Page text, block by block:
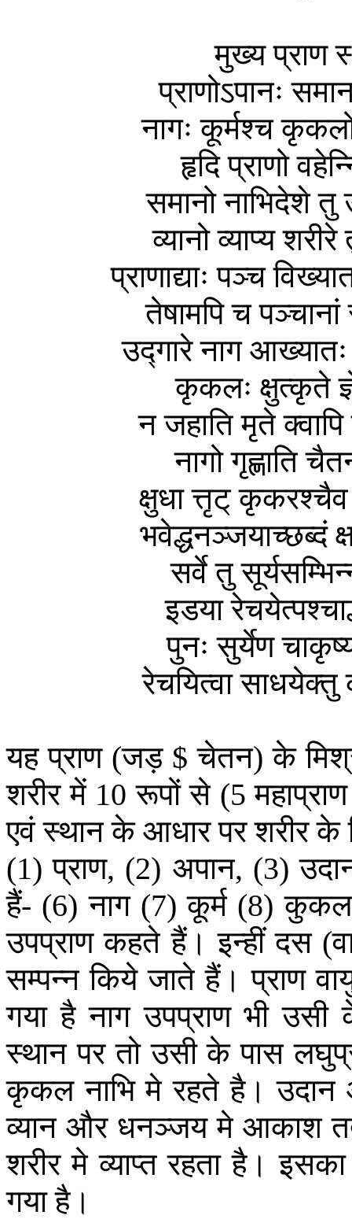
मुख्य प्राण
प्राणोऽपानः
नागः कूर्मश्च
हृदि प्राणो
समानो नाभिदेशे तु
व्यानो व्याप्य शरीरे
प्राणाद्याः पञ्च
तेषामपि च पञ्चानां
उद्गारे नाग आख्यातः
कृकलः क्षुत्कृते
न जहाति मृते क्वापि
नागो गृह्णाति
क्षुधा त्तृट् कृकरश्चैव
भवेद्धनञ्जयाच्छब्दं
सर्वे तु
इडया
पुनः सुर्येण
रेचयित्वा साधयेक्तु
यह प्राण(जड़$चेतन)के
शरीर में10रूपों से (5महाप्राण
एवं स्थान के आधार पर शरीर के
(1)प्राण, (2) अपान, (3)
हैं- (6)नाग(7)कूर्म(8)कुकल
उपप्राण कहते हैं। इन्हीं दस (
सम्पन्न किये जाते हैं। प्राण
गया है नाग उपप्राण भी उसी
स्थान पर तो उसी के पास
कृकल नाभि मे रहते है। उदान
व्यान और धनञ्जय मे आकाश
शरीर मे व्याप्त रहता है। इसका
गया है।